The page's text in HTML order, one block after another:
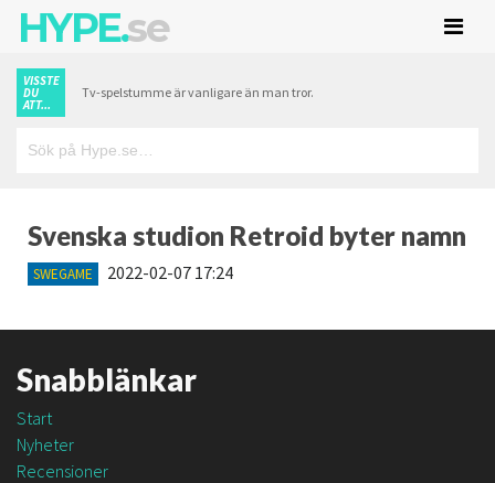
HYPE.se
VISSTE
DU
ATT...
Tv-spelstumme är vanligare än man tror.
Svenska studion Retroid byter namn
SWEGAME 2022-02-07 17:24
Snabblänkar
Start
Nyheter
Recensioner